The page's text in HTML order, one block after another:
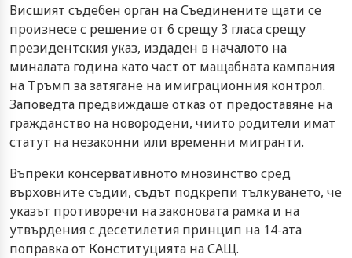
Висшият съдебен орган на Съединените щати се
произнесе с решение от 6 срещу 3 гласа срещу
президентския указ, издаден в началото на
миналата година като част от мащабната кампания
на Тръмп за затягане на имиграционния контрол.
Заповедта предвиждаше отказ от предоставяне на
гражданство на новородени, чиито родители имат
статут на незаконни или временни мигранти.
Въпреки консервативното мнозинство сред
върховните съдии, съдът подкрепи тълкуването, че
указът противоречи на законовата рамка и на
утвърдения с десетилетия принцип на 14-ата
поправка от Конституцията на САЩ.